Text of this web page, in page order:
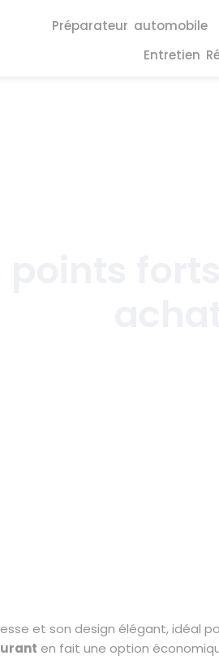
Préparateur automobile
Entretien
et son design élégant, idéal
en fait une option